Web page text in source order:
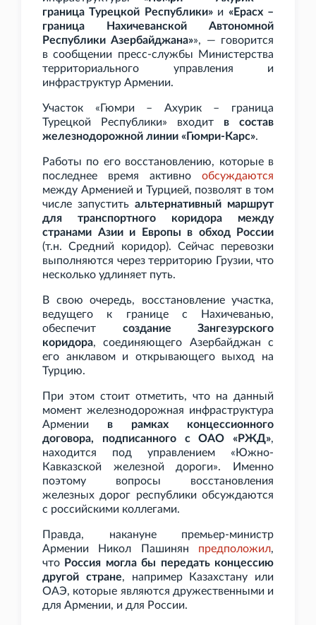
граница Турецкой Республики»и «Ерасх –
граница Нахичеванской Автономной
Республики Азербайджана»», — говорится
в сообщении пресс-службы Министерства
территориального управления и
инфраструктур Армении.
Участок «Гюмри – Ахурик – граница
Турецкой Республики» входит в состав
железнодорожной линии «Гюмри-Карс».
Работы по его восстановлению, которые в
последнее время активно обсуждаются
между Арменией и Турцией, позволят в том
числе запустить альтернативный маршрут
для транспортного коридора между
странами Азии и Европы в обход России
(т.н. Средний коридор). Сейчас перевозки
выполняются через территорию Грузии, что
несколько удлиняет путь.
В свою очередь, восстановление участка,
ведущего к границе с Нахичеванью,
обеспечит создание Зангезурского
коридора, соединяющего Азербайджан с
его анклавом и открывающего выход на
Турцию.
При этом стоит отметить, что на данный
момент железнодорожная инфраструктура
Армении в рамках концессионного
договора, подписанного с ОАО
«РЖД»,
находится под управлением «Южно-
Кавказской железной дороги». Именно
поэтому вопросы восстановления
железных дорог республики обсуждаются
с российскими коллегами.
Правда, накануне премьер-министр
Армении Никол Пашинян предположил,
что Россия могла бы передать концессию
другой стране, например Казахстану или
ОАЭ, которые являются дружественными и
для Армении, и для России.